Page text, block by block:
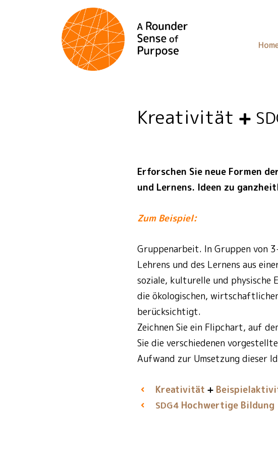
Kreativität
Erforschen Sie neue Formen
und Lernens. Ideen zu
Zum Beispiel:
Gruppenarbeit. In Gruppen von
Lehrens und des Lernens aus
soziale, kulturelle und physische
die ökologischen,
berücksichtigt.
Zeichnen Sie ein Flipchart, auf
Sie die verschiedenen
Aufwand zur Umsetzung dieser
Kreativität
SDG4 Hochwertige Bildung